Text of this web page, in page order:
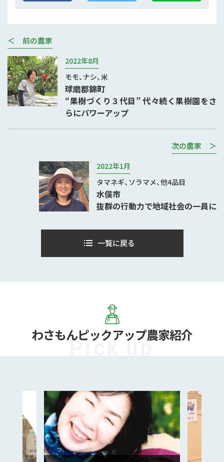
＜ 前の農家
2022年8月
モモ、ナシ、米
球磨郡錦町
“果樹づくり３代目” 代々続く果樹園をさ
らにパワーアップ
次の農家 ＞
2022年1月
タマネギ、ソラマメ、他4品目
水俣市
抜群の行動力で地域社会の一員に
一覧に戻る
わさもんピックアップ農家紹介